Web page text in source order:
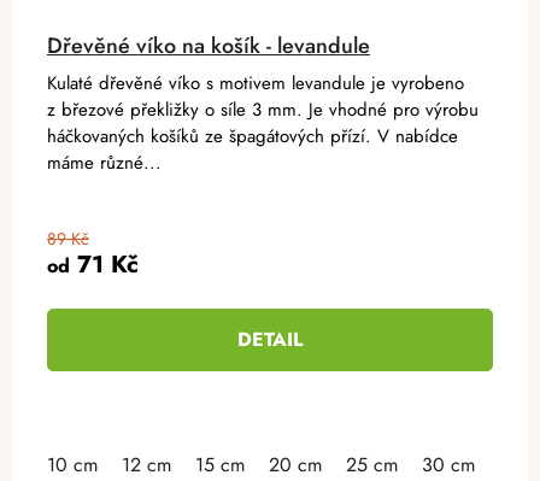
Dřevěné víko na košík - levandule
od 71 Kč
89 Kč
DETAIL
Kulaté dřevěné víko s motivem levandule je vyrobeno
z březové překližky o síle 3 mm. Je vhodné pro výrobu
háčkovaných košíků ze špagátových přízí. V nabídce
máme různé...
10 cm 12 cm 15 cm 20 cm 25 cm 30 cm